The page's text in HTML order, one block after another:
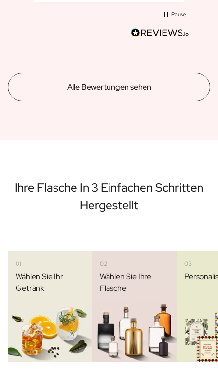
Pause
Alle Bewertungen sehen
Ihre Flasche In 3 Einfachen Schritten
Hergestellt
01
Wählen Sie Ihr
Getränk
02
Wählen Sie Ihre
Flasche
03